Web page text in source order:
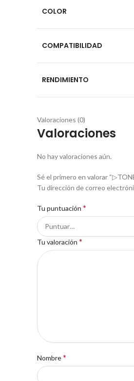
COLOR
COMPATIBILIDAD
RENDIMIENTO
Valoraciones (0)
Valoraciones
No hay valoraciones aún.
Sé el primero en valorar
Tu dirección de correo
Tu puntuación *
Tu valoración *
Nombre*